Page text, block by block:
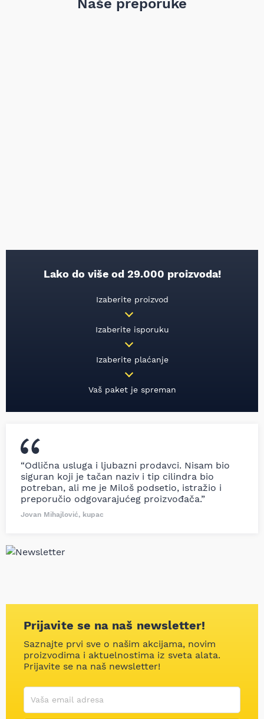
Naše preporuke
Lako do više od 29.000 proizvoda!
Izaberite proizvod
Izaberite isporuku
Izaberite plaćanje
Vaš paket je spreman
“Odlična usluga i ljubazni prodavci. Nisam bio
siguran koji je tačan naziv i tip cilindra bio
potreban, ali me je Miloš podsetio, istražio i
preporučio odgovarajućeg proizvođača.”
Jovan Mihajlović, kupac
Prijavite se na naš newsletter!
Saznajte prvi sve o našim akcijama, novim
proizvodima i aktuelnostima iz sveta alata.
Prijavite se na naš newsletter!
Korisničko ime
Vaša email adresa